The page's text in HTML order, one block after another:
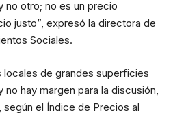
no otro; no es un precio
justo”, expresó la directora de
Sociales.
de grandes superficies
hay margen para la discusión,
el Índice de Precios al